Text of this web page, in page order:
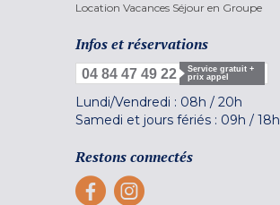
Location Vacances Séjour en Groupe
Infos et réservations
04 84 47 49 22
Service gratuit +
prix appel
Lundi/Vendredi : 08h / 20h
Samedi et jours fériés : 09h / 18h
Restons connectés